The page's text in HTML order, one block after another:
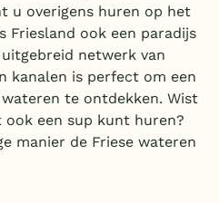
u overigens huren op het
Friesland ook een paradijs
netwerk van
kanalen is perfect om een
te ontdekken. Wist
een sup kunt huren?
manier de Friese wateren